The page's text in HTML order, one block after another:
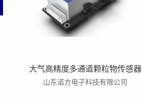
大气高精度多通道颗粒物传感器
山东诺方电子科技有限公司